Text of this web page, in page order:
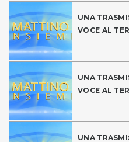
UNA
VOCE AL
UNA
VOCE AL
UNA